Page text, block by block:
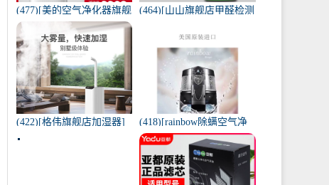
(477)[美的空气净化器旗舰
店空气净化,氧吧]美的空气
净化器家用除甲醛月销量
170件仅售3698元
(464)[山山旗舰店甲醛检测
苯空气质量专业家月销量
12件仅售298元
(422)[格伟旗舰店加湿器]
工业加湿器大容量空气家
(418)[rainbow除螨空气净
化,氧吧]美国原装进口水过
滤RAINBOW空气月销量0
件仅售31920元